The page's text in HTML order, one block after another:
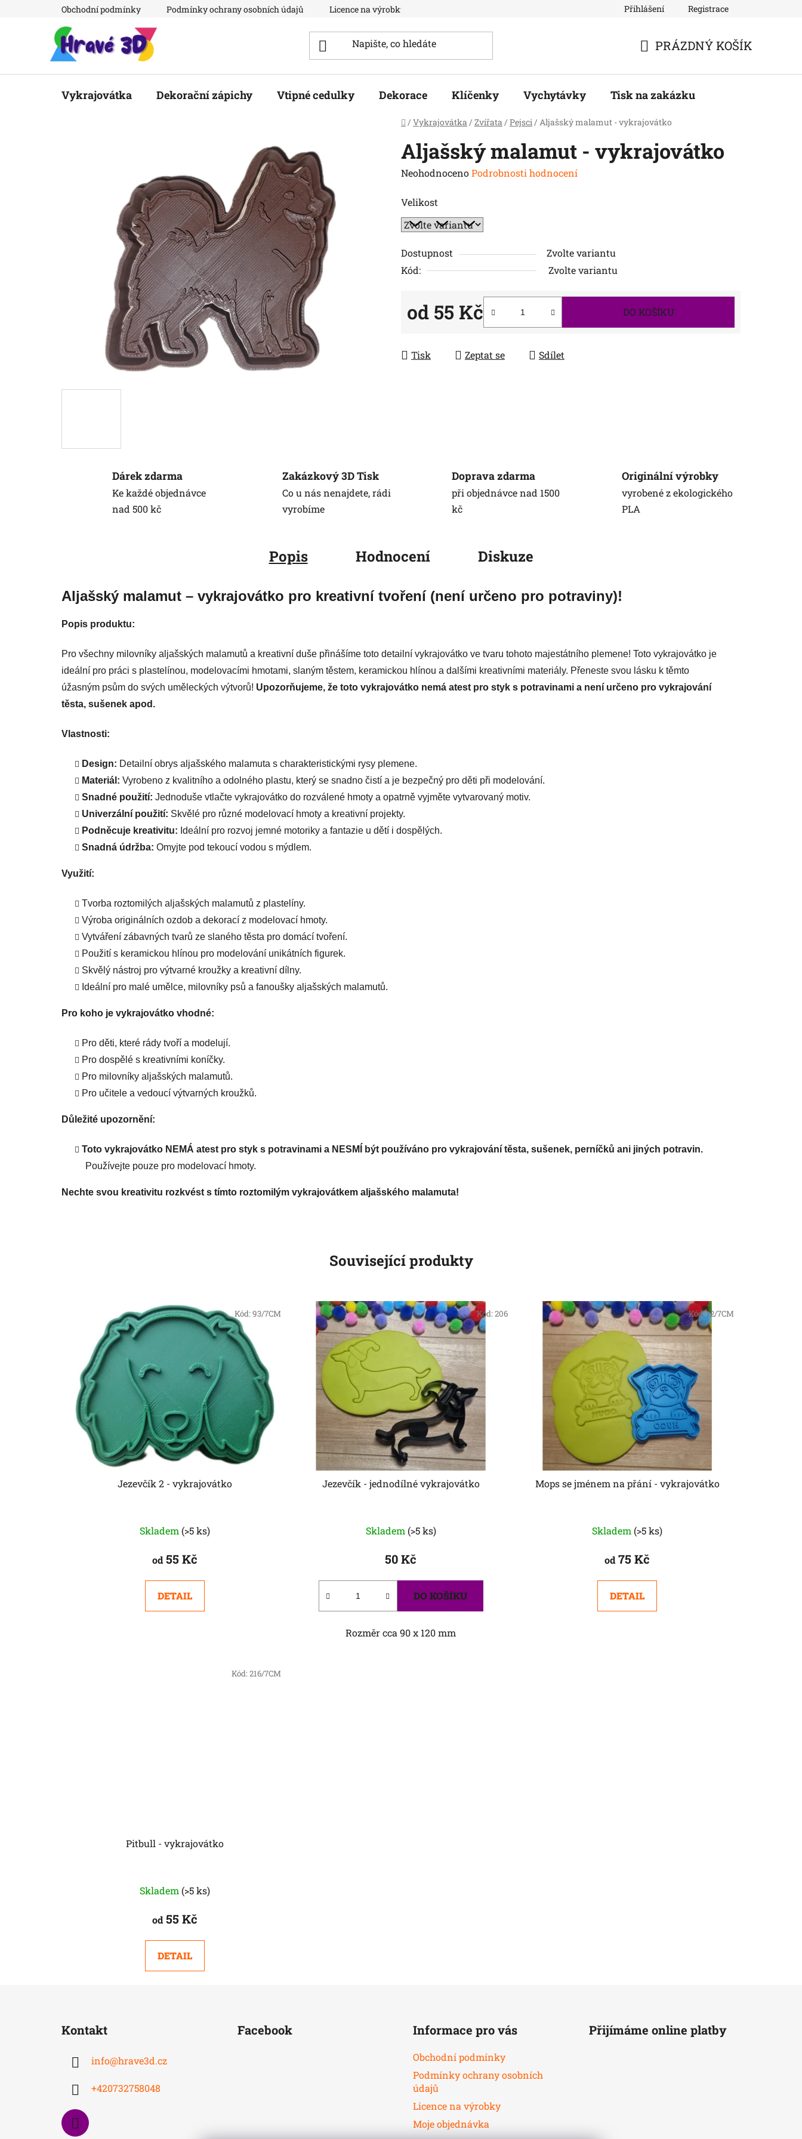
Obchodní podmínky Podmínky ochrany osobních údajů Licence na výrobky Přihlášení Registrace
KOŠÍK
PRÁZDNÝ KOŠÍK
Vykrajovátka Dekorační zápichy Vtipné cedulky Dekorace Klíčenky Vychytávky Tisk na zakázku
Domů
/ Vykrajovátka / Zvířata / Pejsci / Aljašský malamut - vykrajovátko
Aljašský malamut - vykrajovátko
Průměrné
produktu
je
0,0
z
5
NeohodnocenoPodrobnosti hodnocení
Velikost
Dostupnost
Zvolte variantu
Kód:
Zvolte variantu
od 55 Kč DO KOŠÍKU
Tisk Zeptat se Sdílet
Dárek zdarma
Ke každé objednávce
nad 500 kč
Zakázkový 3D Tisk
Co u nás nenajdete, rádi
vyrobíme
Doprava zdarma
při objednávce nad 1500
kč
Originální výrobky
vyrobené z ekologického
PLA
Popis Hodnocení Diskuze
Aljašský malamut – vykrajovátko pro kreativní tvoření (není určeno pro potraviny)!
Popis produktu:
Pro všechny milovníky aljašských malamutů a kreativní duše přinášíme toto detailní vykrajovátko ve tvaru tohoto majestátního plemene! Toto vykrajovátko je
ideální pro práci s plastelínou, modelovacími hmotami, slaným těstem, keramickou hlínou a dalšími kreativními materiály. Přeneste svou lásku k těmto
úžasným psům do svých uměleckých výtvorů! Upozorňujeme, že toto vykrajovátko nemá atest pro styk s potravinami a není určeno pro vykrajování
těsta, sušenek apod.
Vlastnosti:
Design: Detailní obrys aljašského malamuta s charakteristickými rysy plemene.
Materiál: Vyrobeno z kvalitního a odolného plastu, který se snadno čistí a je bezpečný pro děti při modelování.
Snadné použití: Jednoduše vtlačte vykrajovátko do rozválené hmoty a opatrně vyjměte vytvarovaný motiv.
Univerzální použití: Skvělé pro různé modelovací hmoty a kreativní projekty.
Podněcuje kreativitu: Ideální pro rozvoj jemné motoriky a fantazie u dětí i dospělých.
Snadná údržba: Omyjte pod tekoucí vodou s mýdlem.
Využití:
Tvorba roztomilých aljašských malamutů z plastelíny.
Výroba originálních ozdob a dekorací z modelovací hmoty.
Vytváření zábavných tvarů ze slaného těsta pro domácí tvoření.
Použití s keramickou hlínou pro modelování unikátních figurek.
Skvělý nástroj pro výtvarné kroužky a kreativní dílny.
Ideální pro malé umělce, milovníky psů a fanoušky aljašských malamutů.
Pro koho je vykrajovátko vhodné:
Pro děti, které rády tvoří a modelují.
Pro dospělé s kreativními koníčky.
Pro milovníky aljašských malamutů.
Pro učitele a vedoucí výtvarných kroužků.
Důležité upozornění:
Toto vykrajovátko NEMÁ atest pro styk s potravinami a NESMÍ být používáno pro vykrajování těsta, sušenek, perníčků ani jiných potravin.
Používejte pouze pro modelovací hmoty.
Nechte svou kreativitu rozkvést s tímto roztomilým vykrajovátkem aljašského malamuta!
Související produkty
Jezevčík 2 - vykrajovátko
Skladem (>5 ks)
od55 Kč
DETAIL
Kód:93/7CM
Jezevčík - jednodílné vykrajovátko
Skladem (>5 ks)
50 Kč
DO KOŠÍKU
Rozměr cca 90 x 120 mm
Kód:206
Mops se jménem na přání - vykrajovátko
Skladem (>5 ks)
od 75 Kč
DETAIL
Kód:12/7CM
Pitbull - vykrajovátko
Skladem (>5 ks)
od55 Kč
DETAIL
Kód:216/7CM
Kontakt
info@hrave3d.cz
+420732758048
Facebook Informace pro vás
Obchodní podmínky
Podmínky ochrany osobních
údajů
Licence na výrobky
Moje objednávka
Přijímáme online platby